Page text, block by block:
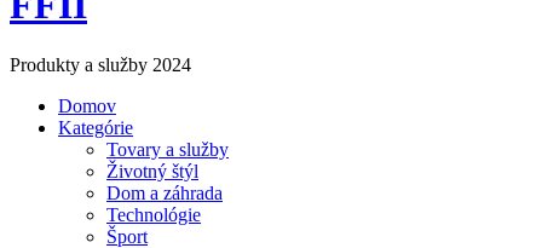
Produkty a služby 2024
Domov
Kategórie
Tovary a služby
Životný štýl
Dom a záhrada
Technológie
Šport